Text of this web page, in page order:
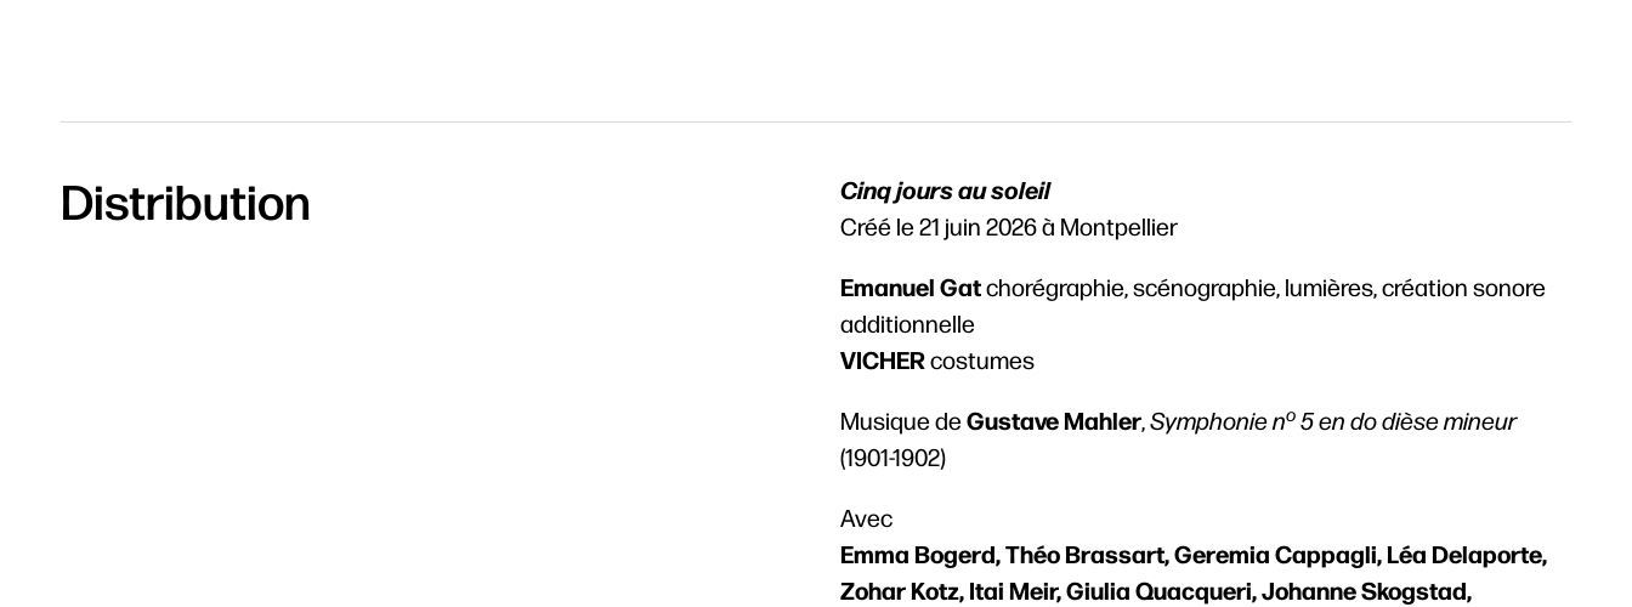
Distribution Cinq jours au soleil
Créé le 21 juin 2026 à Montpellier
Emanuel Gatchorégraphie, scénographie, lumières, création sonore
additionnelle
VICHERcostumes
Musique deGustave Mahler,Symphonie no 5 en do dièse mineur
(1901-1902)
Avec
Emma Bogerd, Théo Brassart, Geremia Cappagli, Léa Delaporte,
Zohar Kotz, Itai Meir, Giulia Quacqueri, Johanne Skogstad,